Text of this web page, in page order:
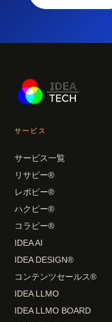
サービス
サービス一覧
リサピー®
レポピー®
ハクピー®
コラピー®
IDEA AI
IDEA DESIGN®
コンテンツセールス®
IDEA LLMO
IDEA LLMO BOARD